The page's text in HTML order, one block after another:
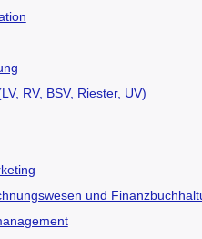
RV, BSV, Riester, UV)
und